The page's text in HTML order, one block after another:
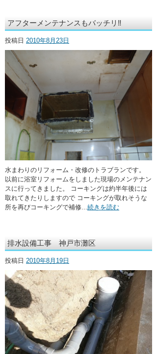
アフターメンテナンスもバッチリ‼
投稿日 2010年8月23日
水まわりのリフォーム・改修のトラブランです。
以前に浴室リフォームをしました現場のメンテナン
スに行ってきました。 コーキングは約半年後には
取れてきたりしますので コーキングが取れそうな
所を再びコーキングで補修... 続きを読む
排水設備工事 神戸市灘区
投稿日 2010年8月19日